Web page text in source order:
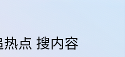
热点 搜内容